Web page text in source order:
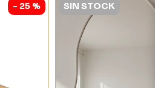
- 25 % SIN STOCK